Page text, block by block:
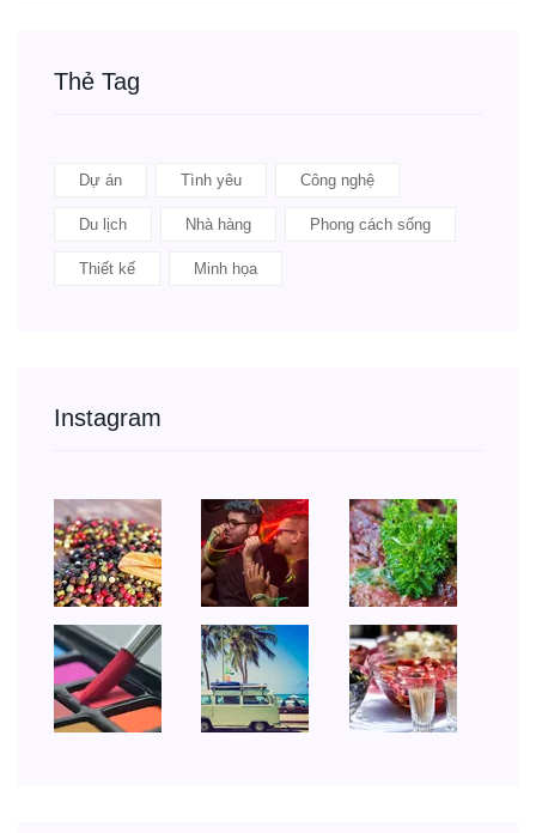
Thẻ Tag
Dự án Tình yêu Công nghệ
Du lịch Nhà hàng Phong cách sống
Thiết kế Minh họa
Instagram